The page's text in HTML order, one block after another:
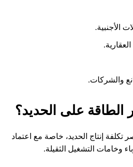
الأجنبية.
والشركات.
الطاقة على الحديد؟
تكلفة إنتاج الحديد، خاصة مع اعتماد
وخامات التشغيل الثقيلة.